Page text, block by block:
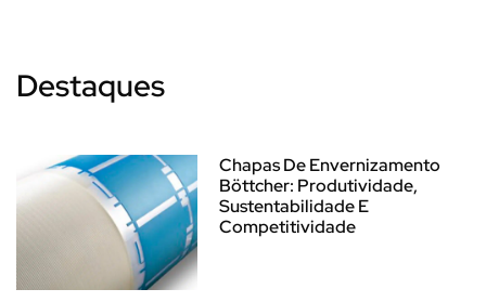
Destaques
Chapas De Envernizamento
Böttcher: Produtividade,
Sustentabilidade E
Competitividade